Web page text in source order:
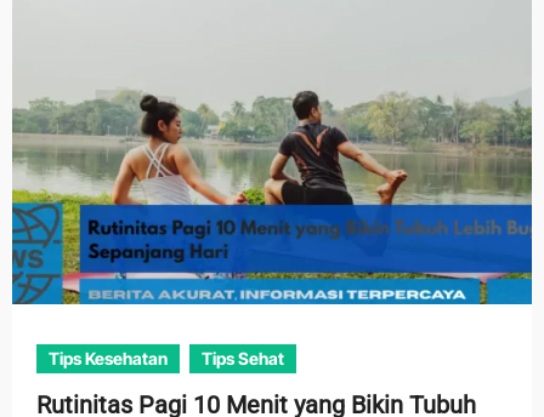
Tips Kesehatan Tips Sehat
Rutinitas Pagi 10 Menit yang Bikin Tubuh